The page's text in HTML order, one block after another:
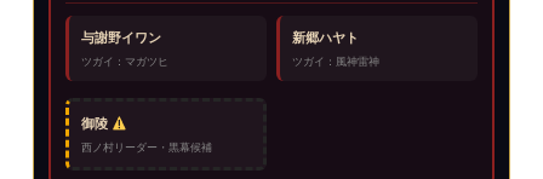
与謝野イワン
ツガイ：マガツヒ
新郷ハヤト
ツガイ：風神雷神
御陵
西ノ村リーダー・黒幕候補